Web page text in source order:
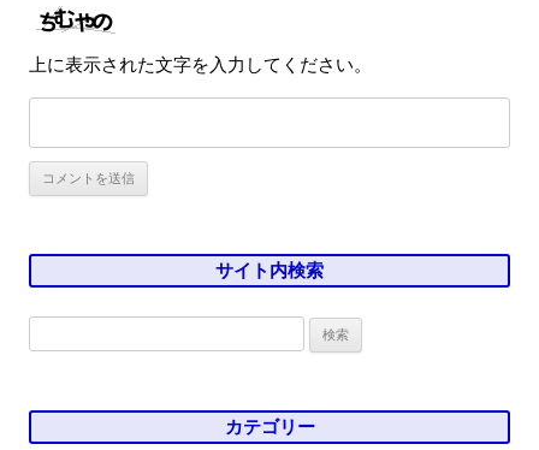
上に表示された文字を入力してください。
サイト内検索
カテゴリー